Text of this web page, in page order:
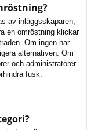
av inläggsskaparen,
en omröstning klickar
Om ingen har
alternativen. Om
och administratörer
fusk.